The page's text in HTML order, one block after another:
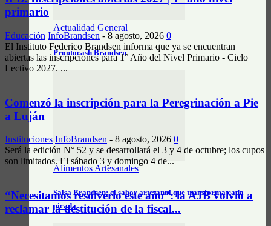
Actualidad General
Prontocash Brandsen
Alimentos Artesanales
Salsa Brandsen: el sabor artesanal que transforma cada
picada
primario
Educación InfoBrandsen - 8 agosto, 2026 0
El Instituto Federico Brandsen informa que ya se encuentran
abiertas las inscripciones para 1° Año del Nivel Primario - Ciclo
Lectivo 2027. ...
Comenzó la inscripción para la Peregrinación a Pie
a Luján
Instituciones InfoBrandsen - 8 agosto, 2026 0
Será la edición N° 52 y se desarrollará el 3 y 4 de octubre; los cupos
son limitados. El sábado 3 y domingo 4 de...
“Necesitamos resolverlo este año”: la AJB volvió a
reclamar la destitución de la fiscal...